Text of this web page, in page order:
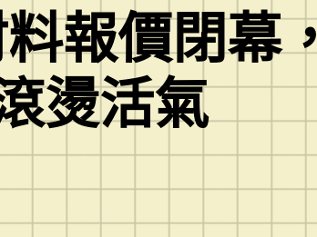
料報價閉
燙活氣